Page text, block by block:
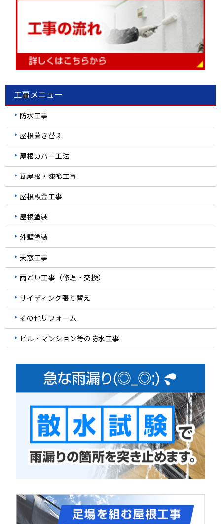
工事メニュー
防水工事
屋根葺き替え
屋根カバー工法
瓦屋根・漆喰工事
屋根板金工事
屋根塗装
外壁塗装
天窓工事
雨どい工事（修理・交換）
サイディング張り替え
その他リフォーム
ビル・マンション等の防水工事